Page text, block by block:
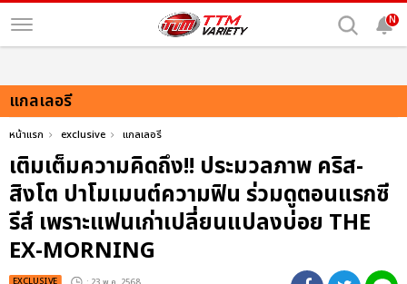
N
แกลเลอรี
หน้าแรก exclusive แกลเลอรี
เติมเต็มความคิดถึง!! ประมวลภาพ คริส-
สิงโต ปาโมเมนต์ความฟิน ร่วมดูตอนแรกซี
รีส์ เพราะแฟนเก่าเปลี่ยนแปลงบ่อย THE
EX-MORNING